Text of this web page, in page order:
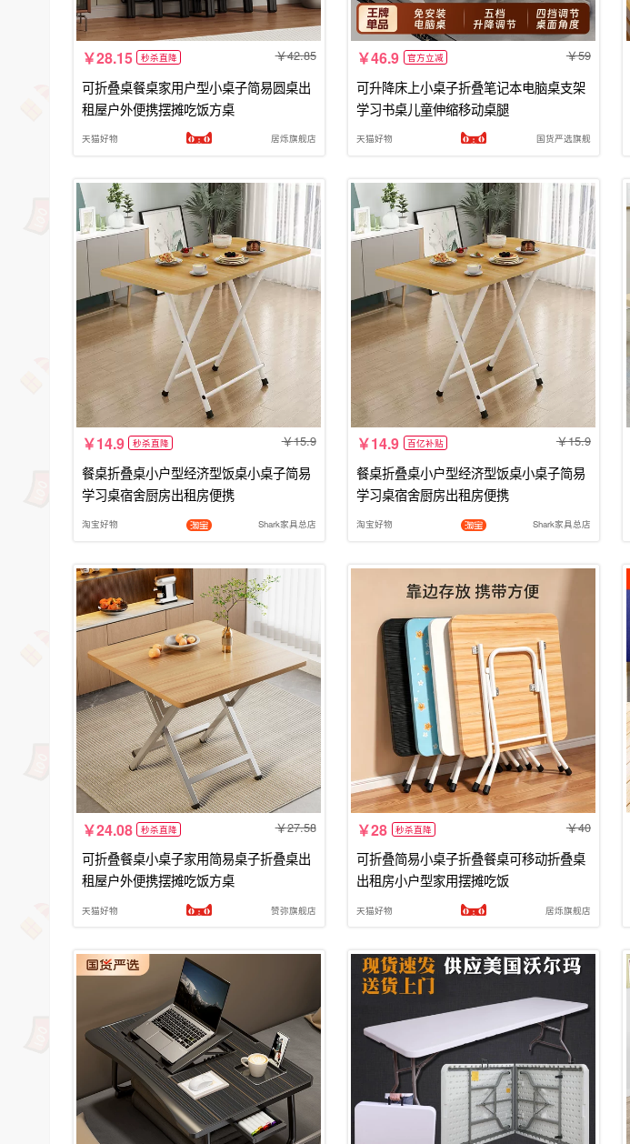
28.15 秒杀直降 42.85
可折叠桌餐桌家用户型小桌子简易圆桌出
租屋户外便携摆摊吃饭方桌
天猫好物 居烁旗舰店
46.9 官方立减 59
可升降床上小桌子折叠笔记本电脑桌支架
学习书桌儿童伸缩移动桌腿
天猫好物 国货严选旗舰
14.9 秒杀直降 15.9
餐桌折叠桌小户型经济型饭桌小桌子简易
学习桌宿舍厨房出租房便携
淘宝好物 Shark家具总店
14.9 百亿补贴 15.9
餐桌折叠桌小户型经济型饭桌小桌子简易
学习桌宿舍厨房出租房便携
淘宝好物 Shark家具总店
24.08 秒杀直降 27.58
可折叠餐桌小桌子家用简易桌子折叠桌出
租屋户外便携摆摊吃饭方桌
天猫好物 赞弥旗舰店
28 秒杀直降 40
可折叠简易小桌子折叠餐桌可移动折叠桌
出租房小户型家用摆摊吃饭
天猫好物 居烁旗舰店